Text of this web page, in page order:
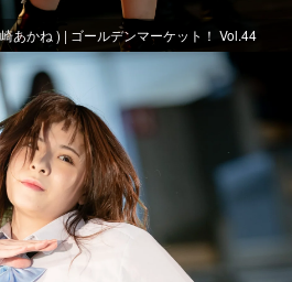
あかね ) | ゴールデンマーケット！ Vol.44